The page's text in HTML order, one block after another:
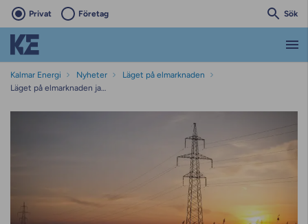
Privat Företag Sök
Kalmar Energi Nyheter
Läget på elmarknaden
Läget på elmarknaden januari 2025